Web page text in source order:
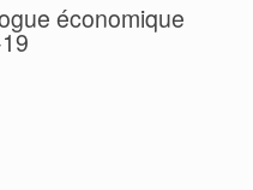
économique